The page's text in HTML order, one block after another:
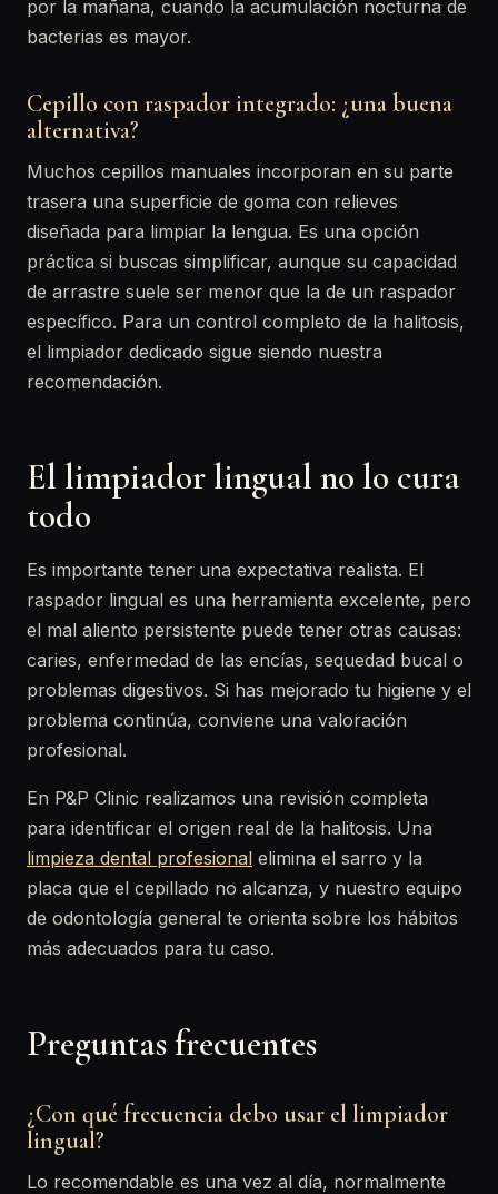
por la mañana, cuando la acumulación nocturna de
bacterias es mayor.
Cepillo con raspador integrado: ¿una buena
alternativa?
Muchos cepillos manuales incorporan en su parte
trasera una superficie de goma con relieves
diseñada para limpiar la lengua. Es una opción
práctica si buscas simplificar, aunque su capacidad
de arrastre suele ser menor que la de un raspador
específico. Para un control completo de la halitosis,
el limpiador dedicado sigue siendo nuestra
recomendación.
El limpiador lingual no lo cura
todo
Es importante tener una expectativa realista. El
raspador lingual es una herramienta excelente, pero
el mal aliento persistente puede tener otras causas:
caries, enfermedad de las encías, sequedad bucal o
problemas digestivos. Si has mejorado tu higiene y el
problema continúa, conviene una valoración
profesional.
En P&P Clinic realizamos una revisión completa
para identificar el origen real de la halitosis. Una
limpieza dental profesional elimina el sarro y la
placa que el cepillado no alcanza, y nuestro equipo
de odontología general te orienta sobre los hábitos
más adecuados para tu caso.
Preguntas frecuentes
¿Con qué frecuencia debo usar el limpiador
lingual?
Lo recomendable es una vez al día, normalmente